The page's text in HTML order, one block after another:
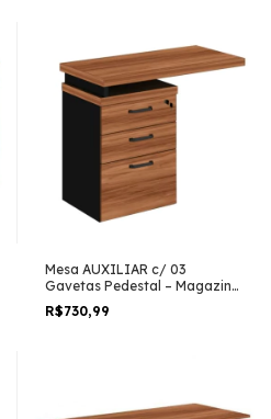
Mesa AUXILIAR c/ 03
Gavetas Pedestal – Magazine
Silva – NOGAL
SEVILHA/PRETO – 21421
R$730,99